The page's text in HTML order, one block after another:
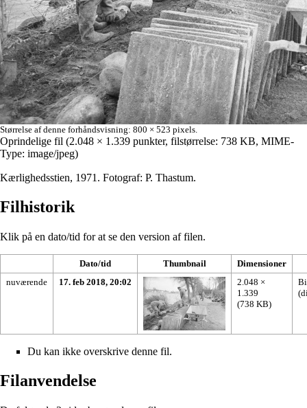
Størrelse af denne forhåndsvisning: 800 × 523 pixels
Oprindelige fil (2.048 × 1.339 punkter, filstørrelse: 738 KB, MIME-
Type: image/jpeg)
Kærlighedsstien, 1971. Fotograf: P. Thastum.
Filhistorik
Klik på en dato/tid for at se den version af filen.
Dato/tid Thumbnail
Dimensioner
nuværende
17. feb 2018, 20:02
2.048 ×
1.339
(738 KB)
(
Du kan ikke overskrive denne fil.
Filanvendelse